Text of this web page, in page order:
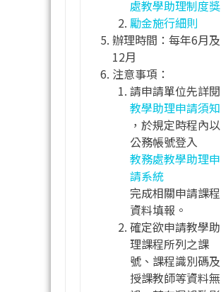
處教學助理制度獎
勵金施行細則
辦理時間：每年6月及
12月
注意事項：
請申請單位先詳閱
教學助理申請須知
，於規定時程內以
公務帳號登入
教務處教學助理申
請系統
完成相關申請課程
資料填報。
確定欲申請教學助
理課程所列之課
號、課程識別碼及
授課教師等資料無